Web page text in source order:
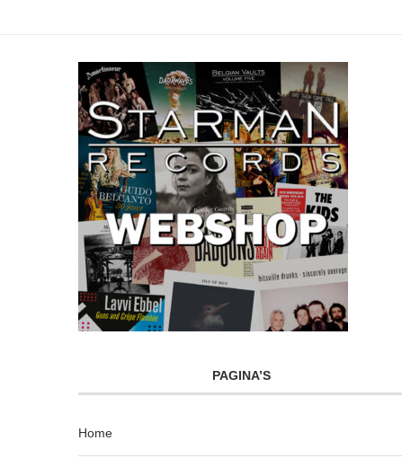
PAGINA’S
Home